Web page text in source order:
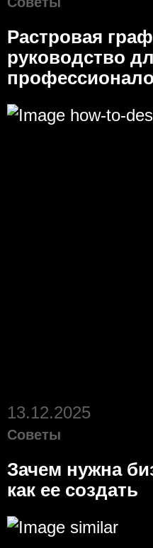
Растровая
руководство
13.12.2025
Советы
Зачем нужна
как ее создать